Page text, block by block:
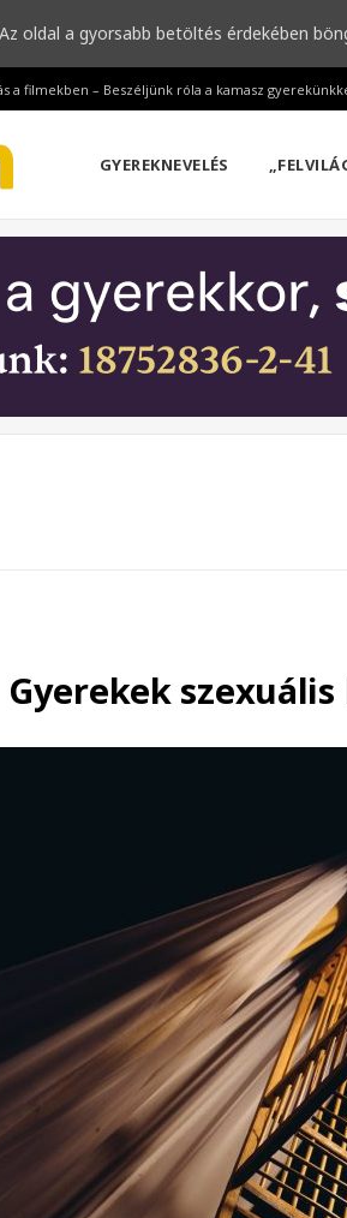
a filmekben – Beszéljünk róla a kamasz
GYEREKNEVELÉS
Gyerekek
Az oldal a gyorsabb betöltés érdekében